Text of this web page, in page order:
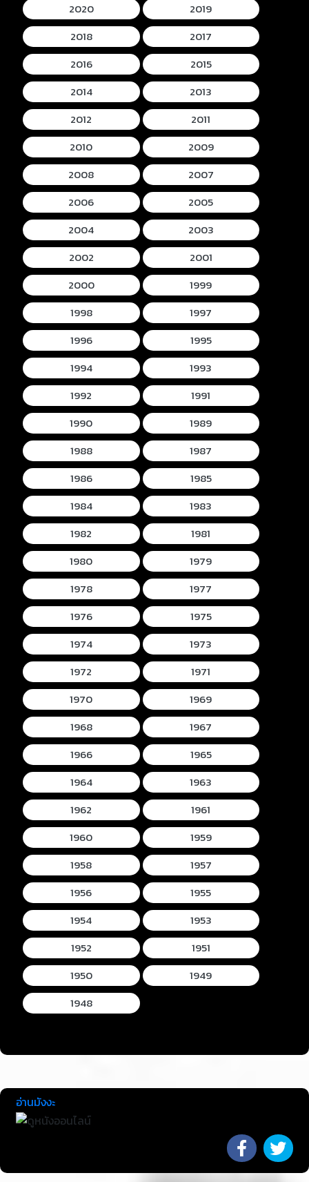
2020
2019
2018
2017
2016
2015
2014
2013
2012
2011
2010
2009
2008
2007
2006
2005
2004
2003
2002
2001
2000
1999
1998
1997
1996
1995
1994
1993
1992
1991
1990
1989
1988
1987
1986
1985
1984
1983
1982
1981
1980
1979
1978
1977
1976
1975
1974
1973
1972
1971
1970
1969
1968
1967
1966
1965
1964
1963
1962
1961
1960
1959
1958
1957
1956
1955
1954
1953
1952
1951
1950
1949
1948
อ่านมังงะ